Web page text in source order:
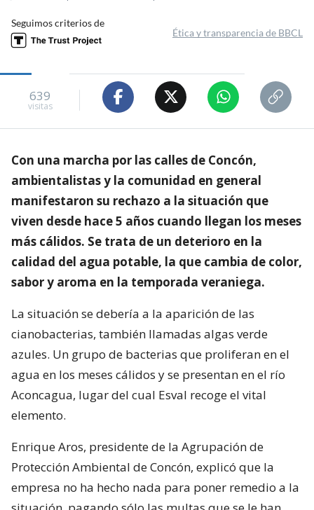
Seguimos criterios de
Ética y transparencia de BBCL
639
visitas
Con una marcha por las calles de Concón,
ambientalistas y la comunidad en general
manifestaron su rechazo a la situación que
viven desde hace 5 años cuando llegan los meses
más cálidos. Se trata de un deterioro en la
calidad del agua potable, la que cambia de color,
sabor y aroma en la temporada veraniega.
La situación se debería a la aparición de las
cianobacterias, también llamadas algas verde
azules. Un grupo de bacterias que proliferan en el
agua en los meses cálidos y se presentan en el río
Aconcagua, lugar del cual Esval recoge el vital
elemento.
Enrique Aros, presidente de la Agrupación de
Protección Ambiental de Concón, explicó que la
empresa no ha hecho nada para poner remedio a la